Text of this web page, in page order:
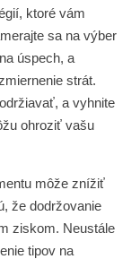
ktoré vám
sa na výber
úspech, a
strát.
a vyhnite
ohroziť vašu
môže znížiť
že dodržovanie
ziskom. Neustále
tipov na